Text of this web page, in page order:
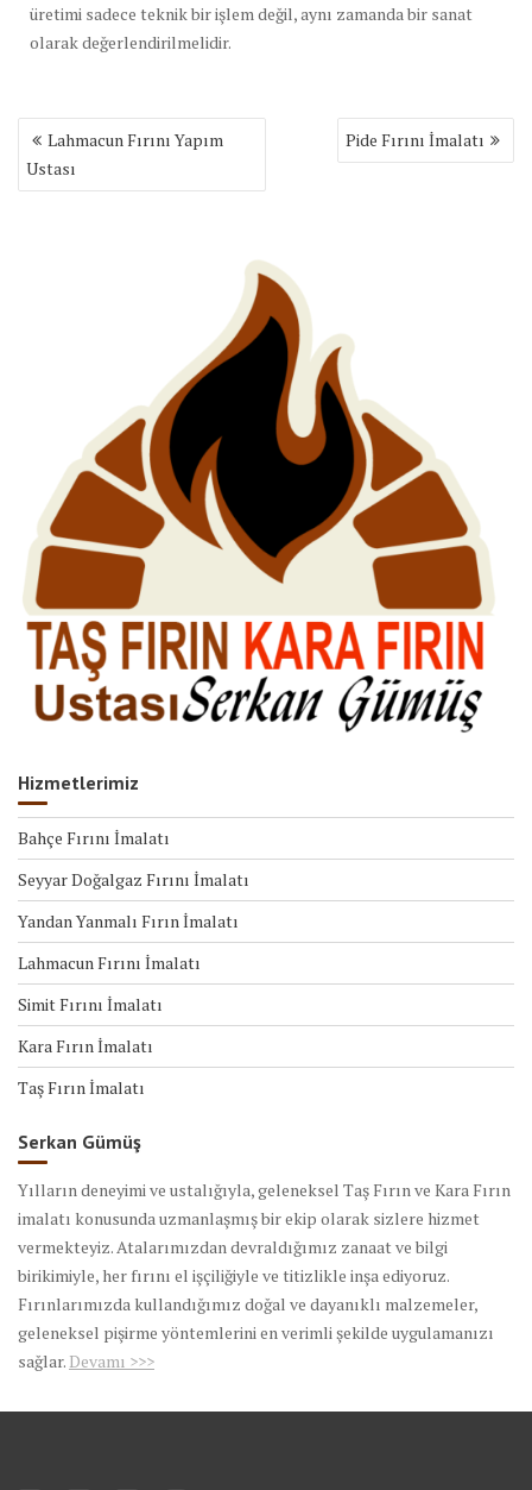
üretimi sadece teknik bir işlem değil, aynı zamanda bir sanat
olarak değerlendirilmelidir.
Yazı
gezinmesi
Lahmacun Fırını Yapım
Ustası
Pide Fırını İmalatı
Hizmetlerimiz
Bahçe Fırını İmalatı
Seyyar Doğalgaz Fırını İmalatı
Yandan Yanmalı Fırın İmalatı
Lahmacun Fırını İmalatı
Simit Fırını İmalatı
Kara Fırın İmalatı
Taş Fırın İmalatı
Serkan Gümüş
Yılların deneyimi ve ustalığıyla, geleneksel Taş Fırın ve Kara Fırın
imalatı konusunda uzmanlaşmış bir ekip olarak sizlere hizmet
vermekteyiz. Atalarımızdan devraldığımız zanaat ve bilgi
birikimiyle, her fırını el işçiliğiyle ve titizlikle inşa ediyoruz.
Fırınlarımızda kullandığımız doğal ve dayanıklı malzemeler,
geleneksel pişirme yöntemlerini en verimli şekilde uygulamanızı
sağlar. Devamı >>>